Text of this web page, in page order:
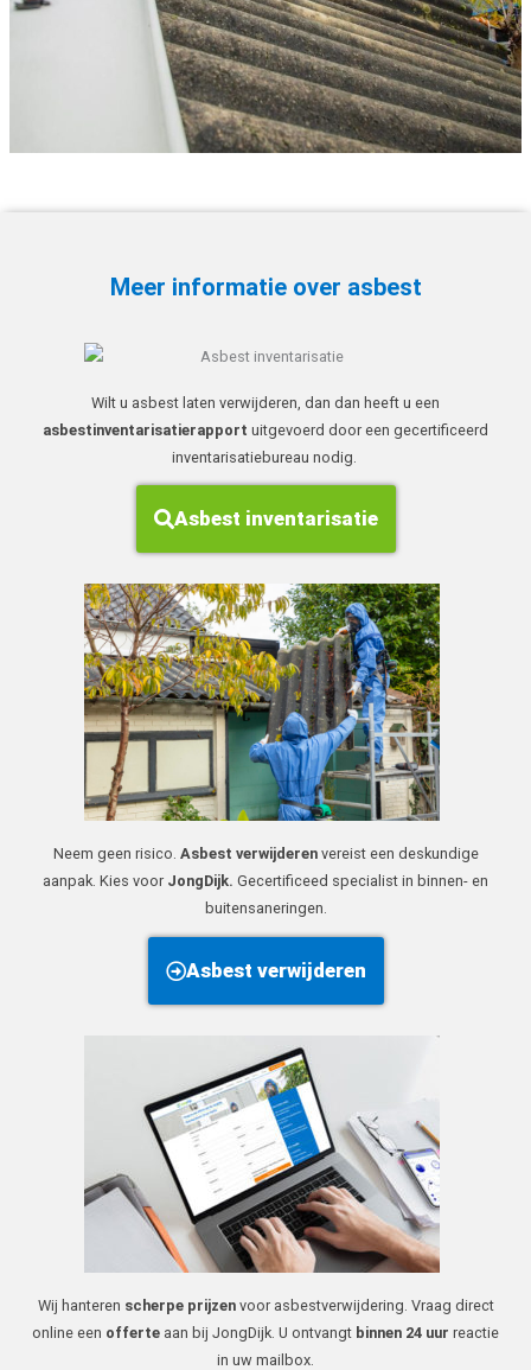
Meer informatie over asbest
Wilt u asbest laten verwijderen, dan dan heeft u een
asbestinventarisatierapport uitgevoerd door een gecertificeerd
inventarisatiebureau nodig.
Asbest inventarisatie
Neem geen risico. Asbest verwijderenvereist een deskundige
aanpak. Kies voor JongDijk. Gecertificeed specialist in binnen- en
buitensaneringen.
Asbest verwijderen
Wij hanteren scherpe prijzenvoor asbestverwijdering. Vraag direct
online een offerte aan bij JongDijk. U ontvangt binnen 24 uur reactie
in uw mailbox.